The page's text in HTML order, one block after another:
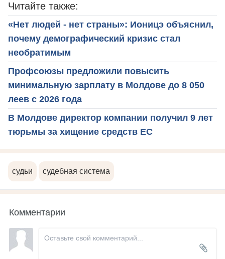
Читайте также:
«Нет людей - нет страны»: Ионицэ объяснил,
почему демографический кризис стал
необратимым
Профсоюзы предложили повысить
минимальную зарплату в Молдове до 8 050
леев с 2026 года
В Молдове директор компании получил 9 лет
тюрьмы за хищение средств ЕС
судьи судебная система
Комментарии